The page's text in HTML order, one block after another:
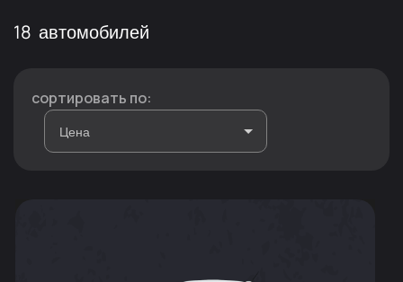
18 автомобилей
сортировать по: